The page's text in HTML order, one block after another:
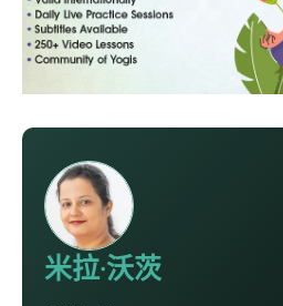
米拉·沃茨